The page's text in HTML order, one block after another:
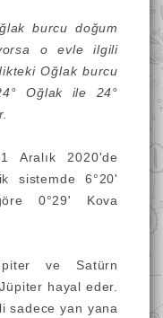
burcu doğum
o evle ilgili
Oğlak burcu
° Oğlak ile 24°
Aralık 2020'de
sistemde 6°20'
0°29' Kova
ve Satürn
hayal eder.
sadece yan yana